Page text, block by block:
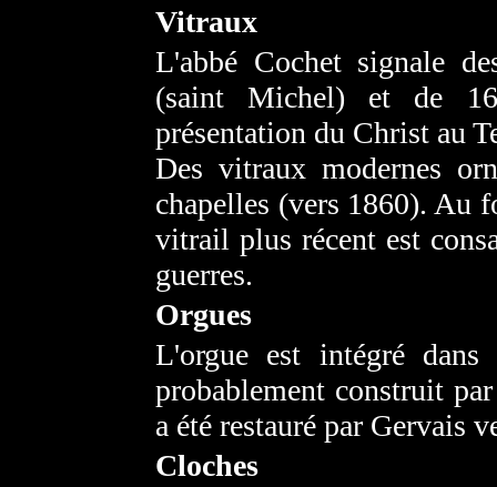
Vitraux
L'abbé Cochet signale
(saint Michel) et de
présentation du Christ au
Des vitraux modernes
chapelles (vers 1860). Au
vitrail plus récent est
guerres.
Orgues
L'orgue est intégré
probablement construit
a été restauré par Gervais
Cloches